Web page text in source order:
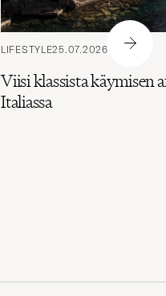
LIFESTYLE25.07.2026
Viisi klassista käymisen
Italiassa